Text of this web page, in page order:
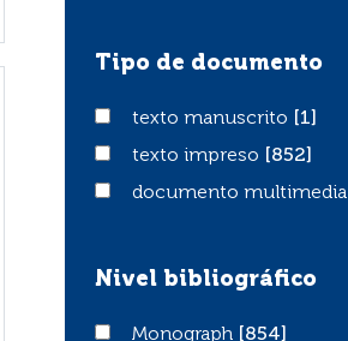
Tipo de documento
texto manuscrito
texto manuscrito
[1]
texto impreso
texto impreso
[852]
documento multimedia
documento multimedia
Nivel bibliográfico
Monograph
Monograph [854]